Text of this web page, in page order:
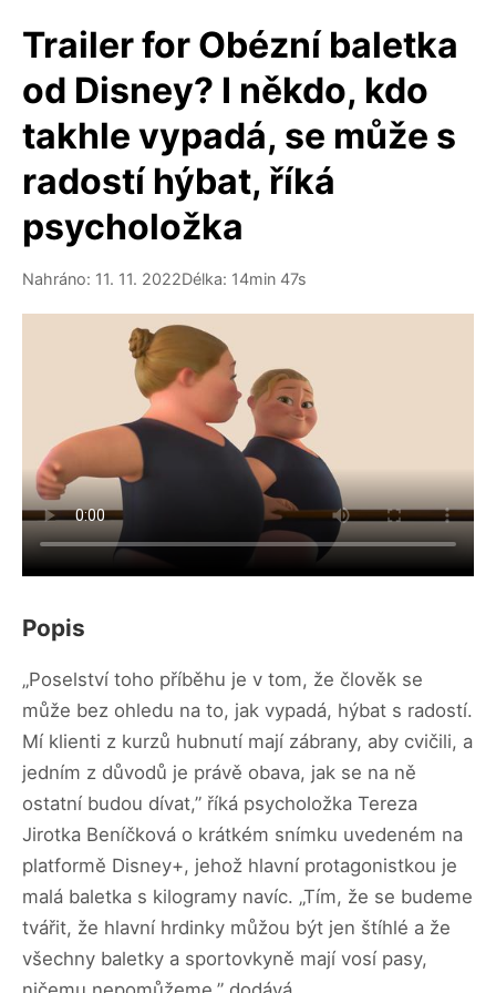
Trailer for Obézní baletka
od Disney? I někdo, kdo
takhle vypadá, se může s
radostí hýbat, říká
psycholožka
Nahráno: 11. 11. 2022Délka: 14min 47s
Popis
„Poselství toho příběhu je v tom, že člověk se
může bez ohledu na to, jak vypadá, hýbat s radostí.
Mí klienti z kurzů hubnutí mají zábrany, aby cvičili, a
jedním z důvodů je právě obava, jak se na ně
ostatní budou dívat,” říká psycholožka Tereza
Jirotka Beníčková o krátkém snímku uvedeném na
platformě Disney+, jehož hlavní protagonistkou je
malá baletka s kilogramy navíc. „Tím, že se budeme
tvářit, že hlavní hrdinky můžou být jen štíhlé a že
všechny baletky a sportovkyně mají vosí pasy,